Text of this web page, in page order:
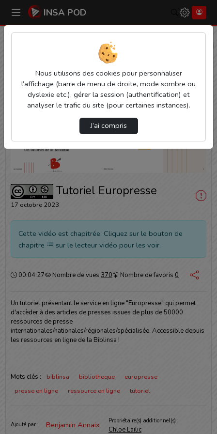
INSA POD Rechercher
Tutoriel Europresse
Lire
la
Tutoriel Europresse
17 octobre 2023
Cette vidéo est chapitrée. Cliquez sur le bouton de
chapitre
sur le lecteur vidéo pour les voir.
Durée :
00:04:27 Nombre de vues 370 Nombre de favoris 0
Un tutoriel présentant le service en ligne "Europresse" qui permet
d'accèder à des articles de presses issues de plus de 50000
ressources de presse
internationales/nationales/régionales/spécialisée. Accessible depuis
les ressources en ligne de la Biblinsa !
Mots clés : biblinsa bibliotheque
europresse
presse en ligne
ressource en ligne tutoriel
Informations
Ajouté par : Benjamin Annaix Propriétaire(s) additionnel(s) :
Chloe Lailic
Nous utilisons des cookies pour personnaliser
l’affichage (barre de menu de droite, mode sombre ou
dyslexie etc.), gérer la session (authentification) et
analyser le trafic du site (pour certaines instances).
J’ai compris